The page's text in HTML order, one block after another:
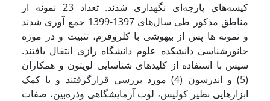
کیسه‌های پارچه‌ای نگهداری شدند. تعداد 23 نمونه از
مناطق مذکور طی سال‌های 1397-1399 جمع آوری شدند
و نمونه ها پس از بی­هوشی با کلروفرم، تثبیت و در موزه
جانورشناسی دانشکده علوم دانشگاه رازی انتقال یافتند.
سپس با استفاده از کلیدهای شناسایی لویتون و همکاران
(5) و اندرسون (4) مورد بررسی قرارگرفتند و با کمک
ابزارهایی نظیر کولیس، لوب آزمایشگاهی وذره‌بین، صفات